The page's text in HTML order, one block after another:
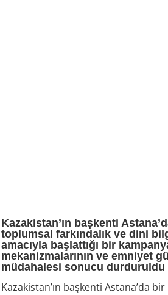
Kazakistan’ın başkenti
toplumsal farkındalık ve dini
amacıyla başlattığı bir
mekanizmalarının ve emniyet
müdahalesi sonucu durduruldu
Kazakistan’ın başkenti Astana’da